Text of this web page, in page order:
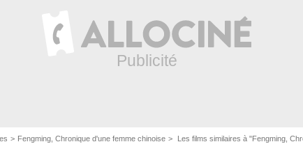
Fengming, Chronique d'une femme chinoise Les films similaires à "Fengming,